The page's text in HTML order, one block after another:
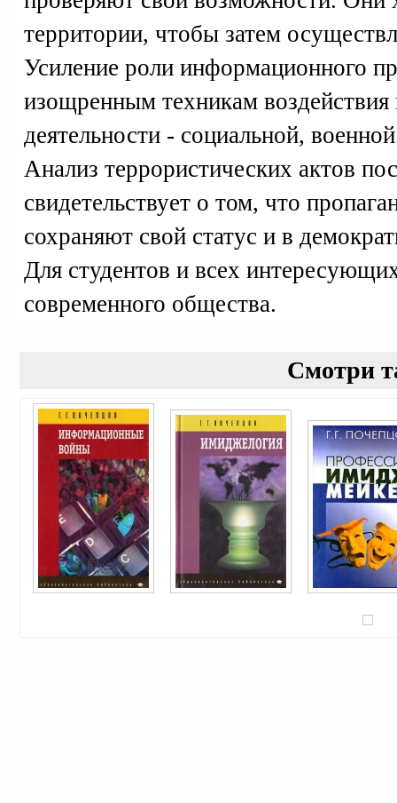
территории, чтобы затем
Усиление роли информационного
изощренным техникам воздействия
деятельности - социальной,
Анализ террористических актов
свидетельствует о том, что
сохраняют свой статус и в
Для студентов и всех
современного общества.
Смотри